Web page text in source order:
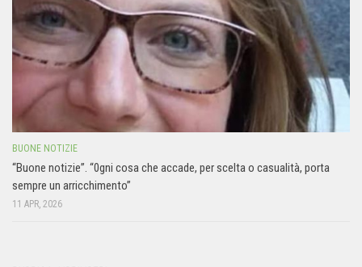
BUONE NOTIZIE
“Buone notizie”. “0gni cosa che accade, per scelta o casualità, porta
sempre un arricchimento”
11 APR, 2026